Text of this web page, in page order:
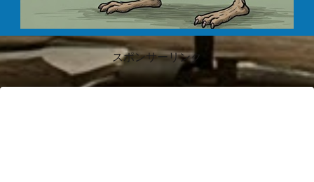
スポンサーリンク